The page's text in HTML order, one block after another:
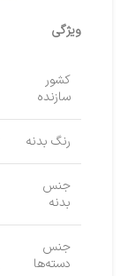
ویژگی
کشور
سازنده
رنگ بدنه
جنس
بدنه
جنس
دسته‌ها